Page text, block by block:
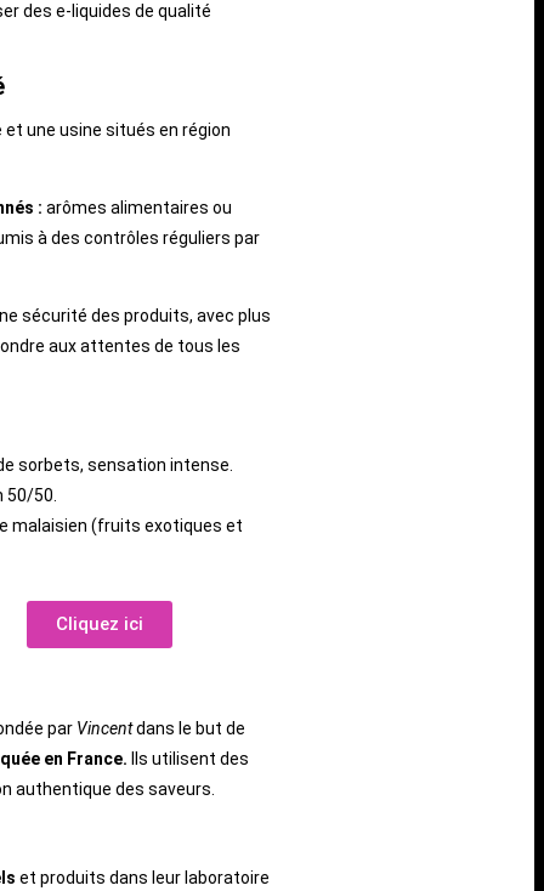
des e-liquides de qualité
une usine situés en région
: arômes alimentaires ou
à des contrôles réguliers par
sécurité des produits, avec plus
aux attentes de tous les
sorbets, sensation intense.
50/50.
malaisien (fruits exotiques et
Cliquez ici
par Vincentdans le but de
en France. Ils utilisent des
authentique des saveurs.
et produits dans leur laboratoire